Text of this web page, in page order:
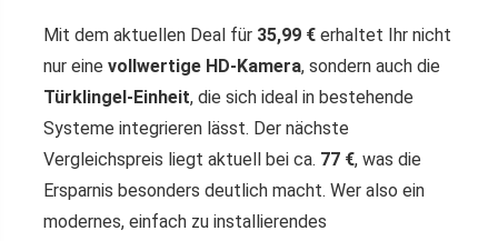
Mit dem aktuellen Deal für 35,99 € erhaltet Ihr nicht
nur eine vollwertige HD-Kamera, sondern auch die
Türklingel-Einheit, die sich ideal in bestehende
Systeme integrieren lässt. Der nächste
Vergleichspreis liegt aktuell bei ca. 77 €, was die
Ersparnis besonders deutlich macht. Wer also ein
modernes, einfach zu installierendes